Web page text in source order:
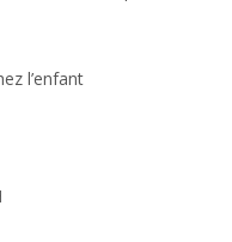
l’enfant